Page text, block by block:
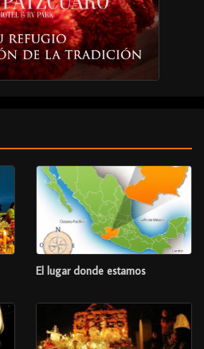
El lugar donde estamos